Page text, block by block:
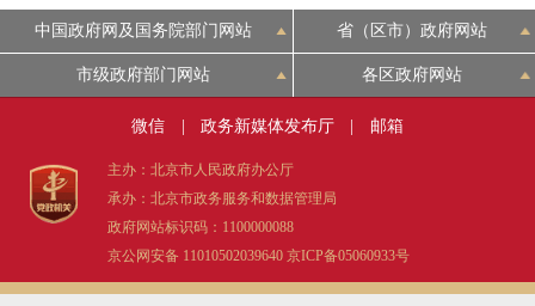
中国政府网及国务院部门网站 省（区市）政府网站
市级政府部门网站 各区政府网站
微信 政务新媒体发布厅 邮箱
主办：北京市人民政府办公厅
承办：北京市政务服务和数据管理局
政府网站标识码：1100000088
京公网安备 11010502039640 京ICP备05060933号